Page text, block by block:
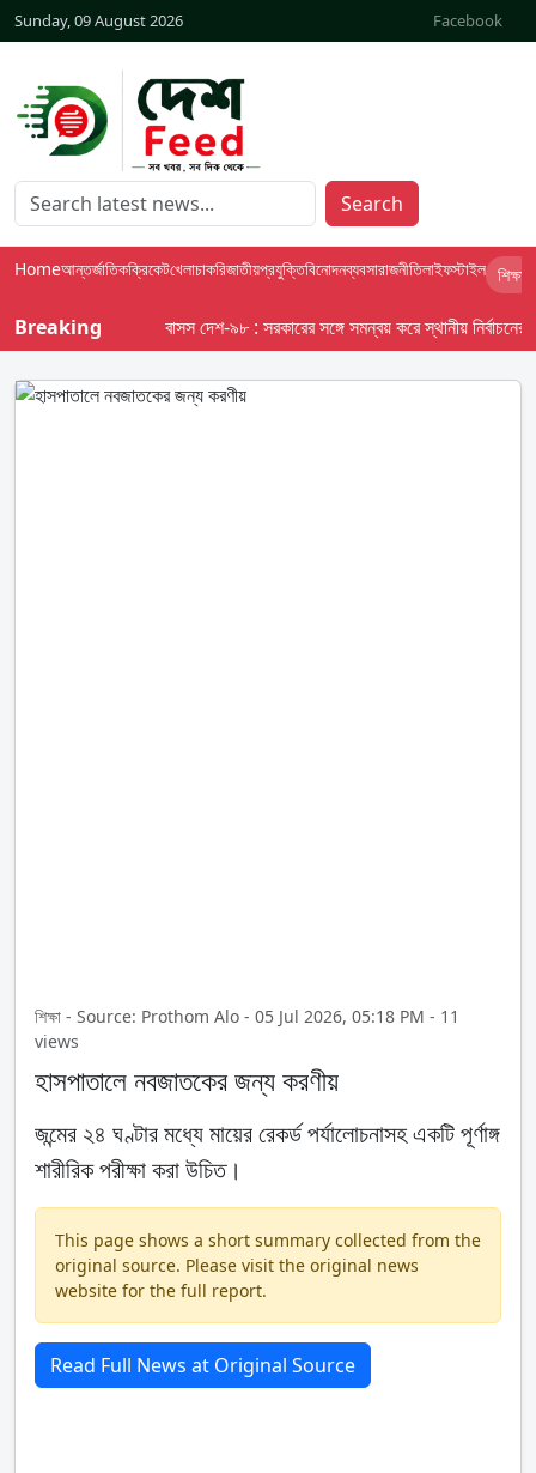
Sunday, 09 August 2026 Facebook
Search
Homeআন্তর্জাতিকক্রিকেটখেলাচাকরিজাতীয়প্রযুক্তিবিনোদনব্যবসারাজনীতিলাইফস্টাইল শিক্ষা
Breaking বাসস দেশ-৯৮ : সরকারের সঙ্গে সমন্বয় করে স্থানীয় নির্বাচনের
শিক্ষা - Source: Prothom Alo - 05 Jul 2026, 05:18 PM - 11
views
হাসপাতালে নবজাতকের জন্য করণীয়
জন্মের ২৪ ঘণ্টার মধ্যে মায়ের রেকর্ড পর্যালোচনাসহ একটি পূর্ণাঙ্গ
শারীরিক পরীক্ষা করা উচিত।
This page shows a short summary collected from the
original source. Please visit the original news
website for the full report.
Read Full News at Original Source